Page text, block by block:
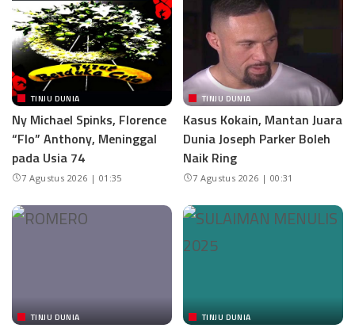
TINJU DUNIA
Ny Michael Spinks, Florence
“Flo” Anthony, Meninggal
pada Usia 74
7 Agustus 2026 | 01:35
TINJU DUNIA
Kasus Kokain, Mantan Juara
Dunia Joseph Parker Boleh
Naik Ring
7 Agustus 2026 | 00:31
TINJU DUNIA TINJU DUNIA